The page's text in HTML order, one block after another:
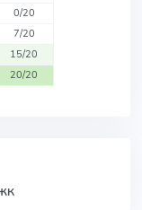
0/20
7/20
15/20
20/20